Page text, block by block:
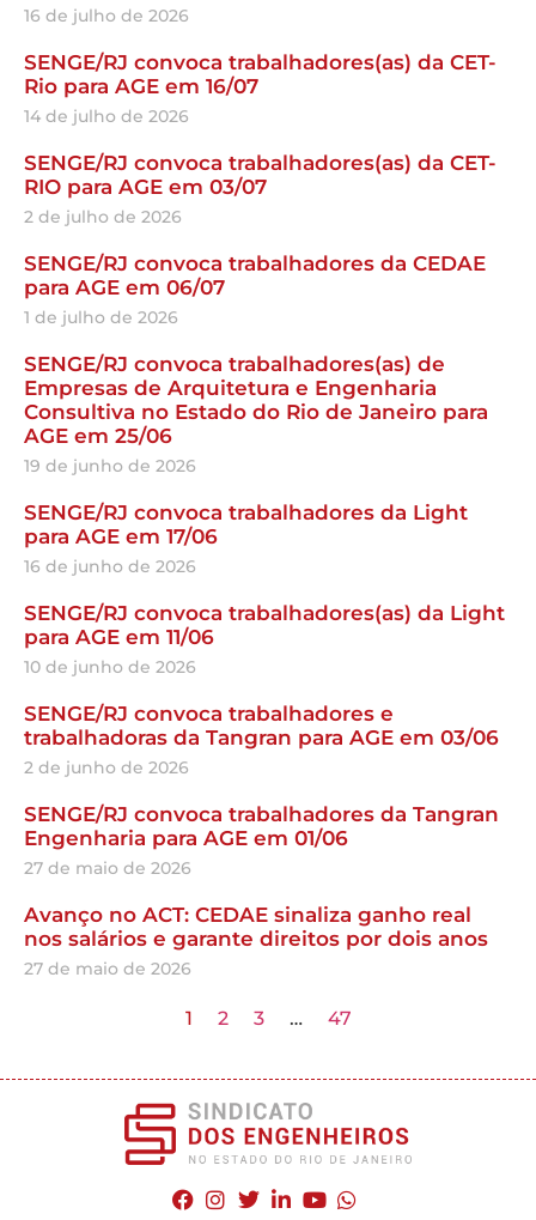
16 de julho de 2026
SENGE/RJ convoca trabalhadores(as) da CET-
Rio para AGE em 16/07
14 de julho de 2026
SENGE/RJ convoca trabalhadores(as) da CET-
RIO para AGE em 03/07
2 de julho de 2026
SENGE/RJ convoca trabalhadores da CEDAE
para AGE em 06/07
1 de julho de 2026
SENGE/RJ convoca trabalhadores(as) de
Empresas de Arquitetura e Engenharia
Consultiva no Estado do Rio de Janeiro para
AGE em 25/06
19 de junho de 2026
SENGE/RJ convoca trabalhadores da Light
para AGE em 17/06
16 de junho de 2026
SENGE/RJ convoca trabalhadores(as) da Light
para AGE em 11/06
10 de junho de 2026
SENGE/RJ convoca trabalhadores e
trabalhadoras da Tangran para AGE em 03/06
2 de junho de 2026
SENGE/RJ convoca trabalhadores da Tangran
Engenharia para AGE em 01/06
27 de maio de 2026
Avanço no ACT: CEDAE sinaliza ganho real
nos salários e garante direitos por dois anos
27 de maio de 2026
1 2 3 … 47